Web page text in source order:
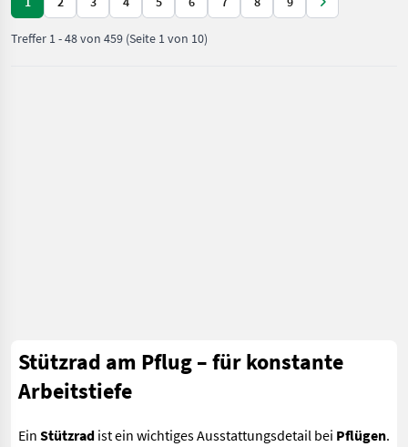
Treffer 1-48von 459 (Seite 1 von 10)
Stützrad am Pflug – für konstante
Arbeitstiefe
Ein Stützrad ist ein wichtiges Ausstattungsdetail bei Pflügen.